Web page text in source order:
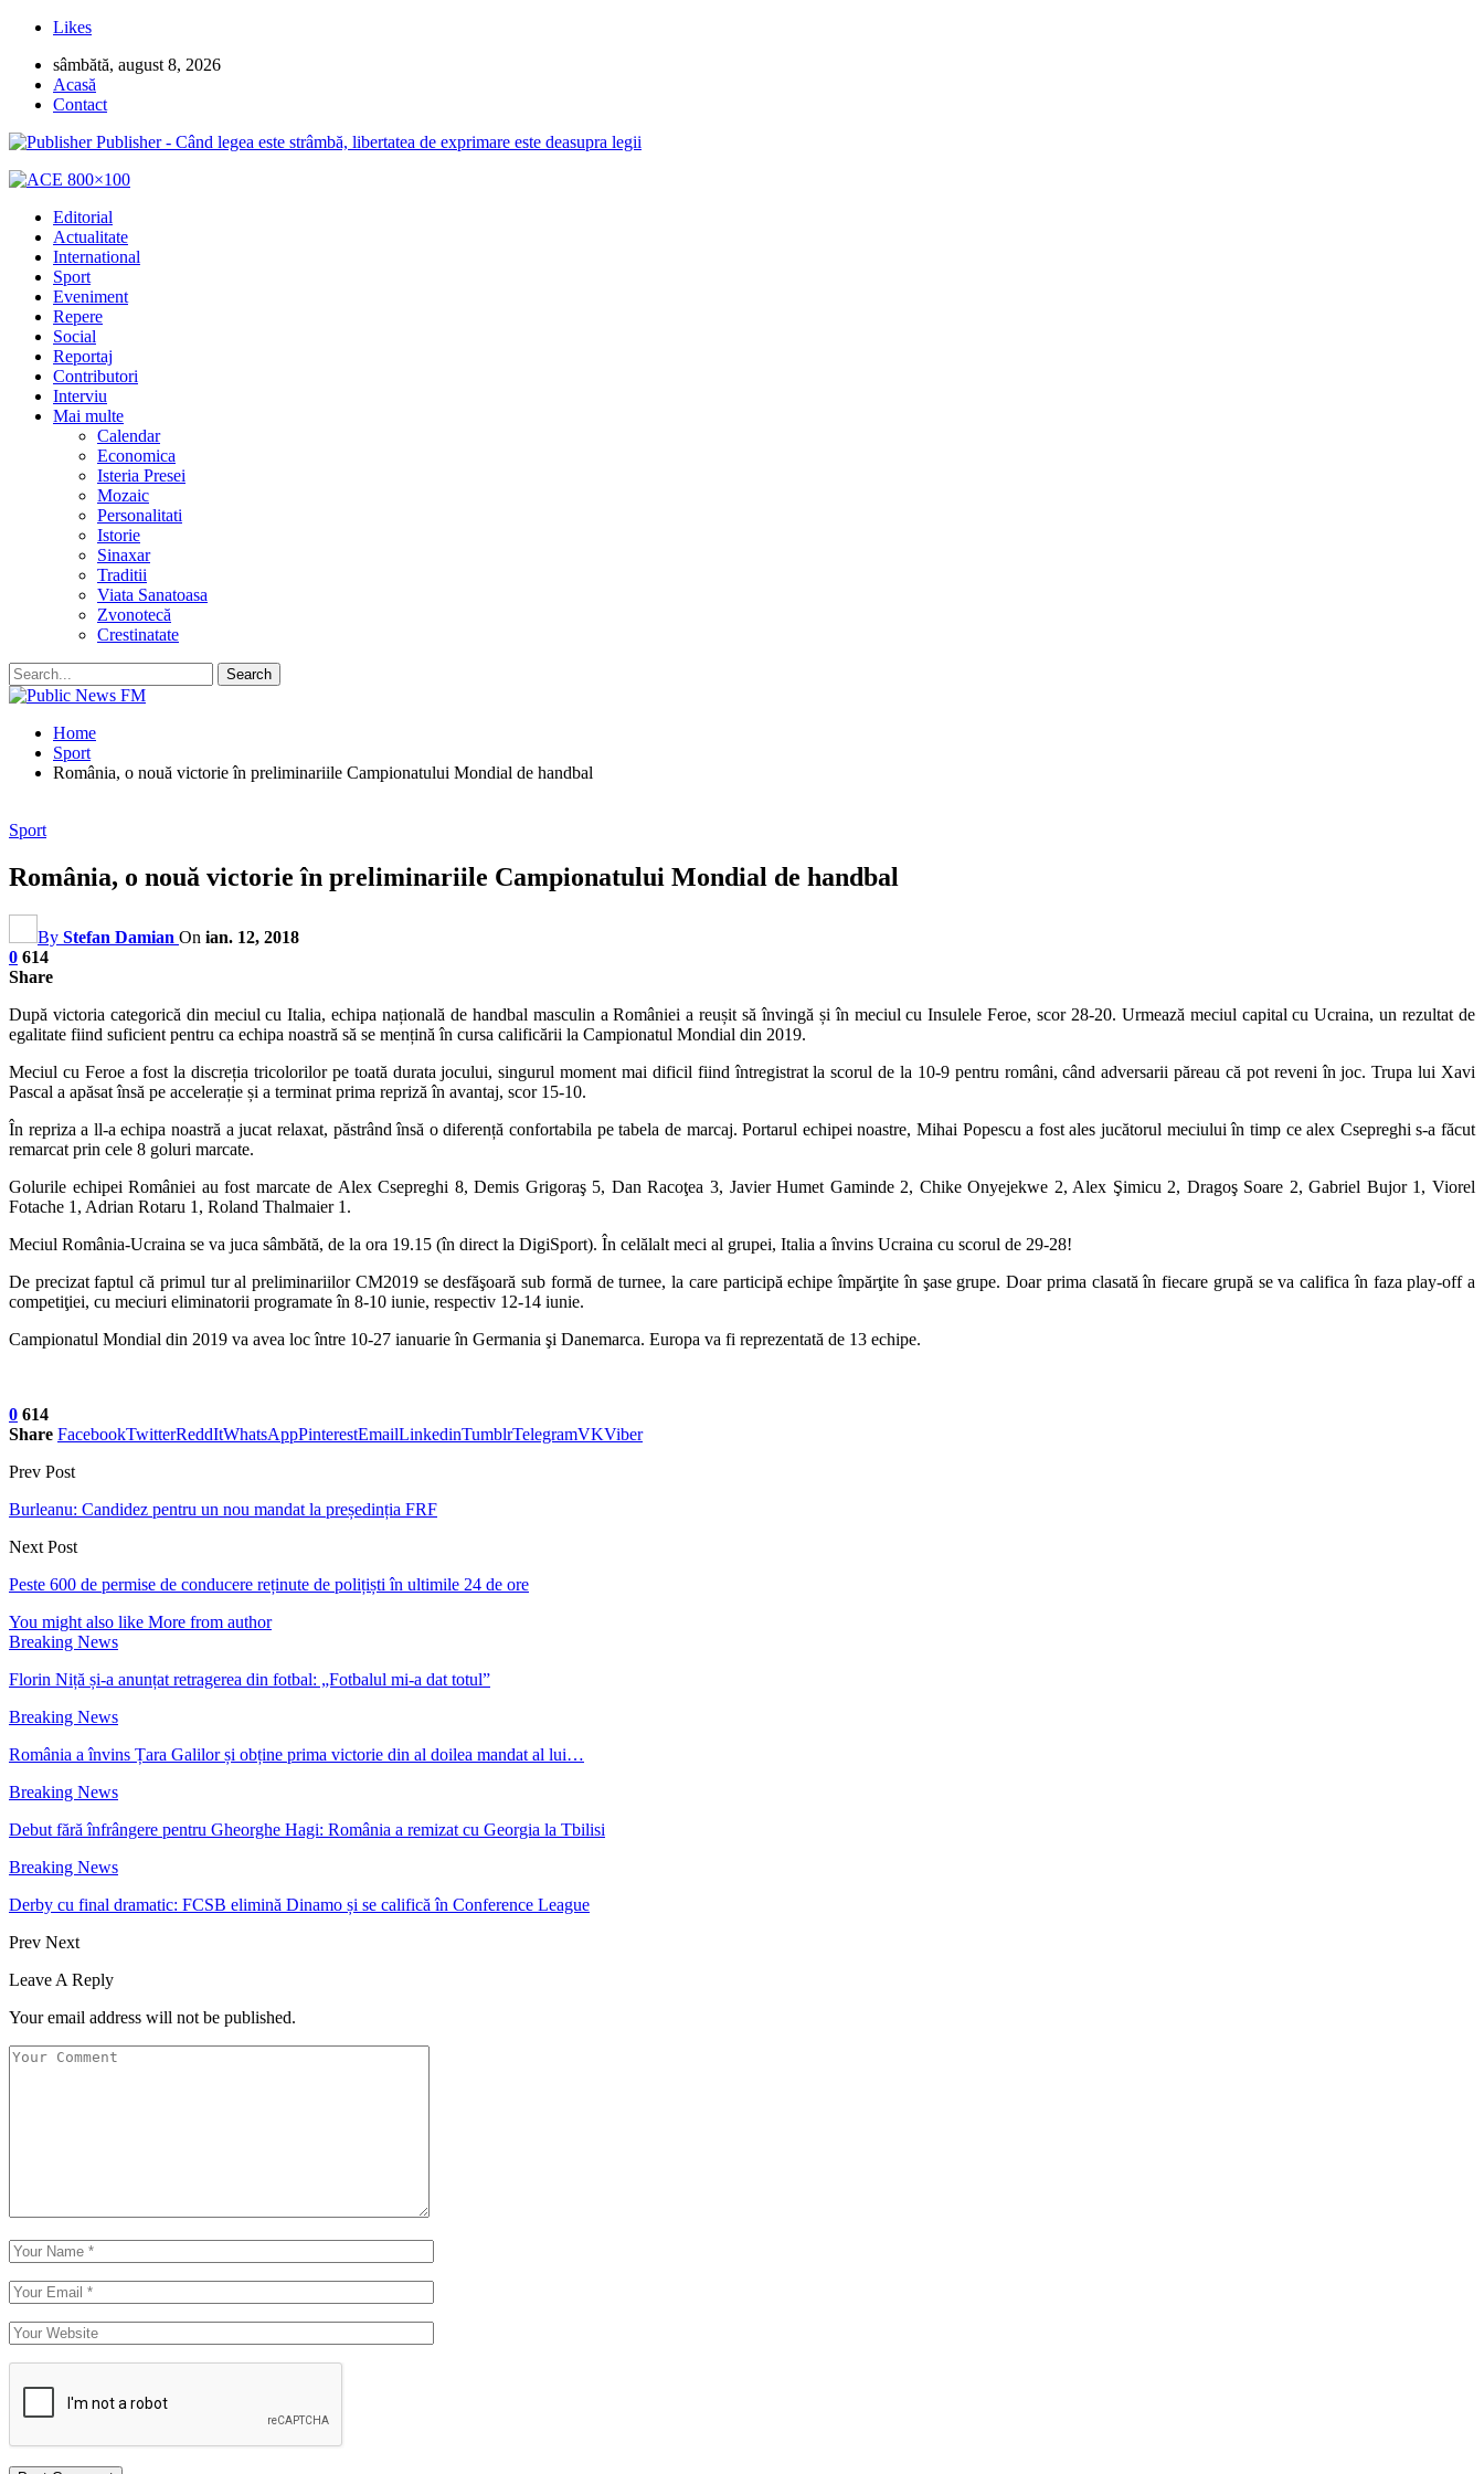
Likes
sâmbătă, august 8, 2026
Acasă
Contact
Publisher - Când legea este strâmbă, libertatea de exprimare este deasupra legii
Editorial
Actualitate
International
Sport
Eveniment
Repere
Social
Reportaj
Contributori
Interviu
Mai multe
Calendar
Economica
Isteria Presei
Mozaic
Personalitati
Istorie
Sinaxar
Traditii
Viata Sanatoasa
Zvonotecă
Crestinatate
Home
Sport
România, o nouă victorie în preliminariile Campionatului Mondial de handbal
Sport
România, o nouă victorie în preliminariile Campionatului Mondial de handbal
By Stefan Damian On ian. 12, 2018
0 614
Share
După victoria categorică din meciul cu Italia, echipa națională de handbal masculin a României a reușit să învingă și în meciul cu Insulele Feroe, scor 28-20. Urmează meciul capital cu Ucraina, un rezultat de
egalitate fiind suficient pentru ca echipa noastră să se mențină în cursa calificării la Campionatul Mondial din 2019.
Meciul cu Feroe a fost la discreția tricolorilor pe toată durata jocului, singurul moment mai dificil fiind întregistrat la scorul de la 10-9 pentru români, când adversarii păreau că pot reveni în joc. Trupa lui Xavi
Pascal a apăsat însă pe accelerație și a terminat prima repriză în avantaj, scor 15-10.
În repriza a ll-a echipa noastră a jucat relaxat, păstrând însă o diferență confortabila pe tabela de marcaj. Portarul echipei noastre, Mihai Popescu a fost ales jucătorul meciului în timp ce alex Csepreghi s-a făcut
remarcat prin cele 8 goluri marcate.
Golurile echipei României au fost marcate de Alex Csepreghi 8, Demis Grigoraş 5, Dan Racoţea 3, Javier Humet Gaminde 2, Chike Onyejekwe 2, Alex Şimicu 2, Dragoş Soare 2, Gabriel Bujor 1, Viorel
Fotache 1, Adrian Rotaru 1, Roland Thalmaier 1.
Meciul România-Ucraina se va juca sâmbătă, de la ora 19.15 (în direct la DigiSport). În celălalt meci al grupei, Italia a învins Ucraina cu scorul de 29-28!
De precizat faptul că primul tur al preliminariilor CM2019 se desfăşoară sub formă de turnee, la care participă echipe împărţite în şase grupe. Doar prima clasată în fiecare grupă se va califica în faza play-off a
competiţiei, cu meciuri eliminatorii programate în 8-10 iunie, respectiv 12-14 iunie.
Campionatul Mondial din 2019 va avea loc între 10-27 ianuarie în Germania şi Danemarca. Europa va fi reprezentată de 13 echipe.
0 614
Share FacebookTwitterReddItWhatsAppPinterestEmailLinkedinTumblrTelegramVKViber
Prev Post
Burleanu: Candidez pentru un nou mandat la președinția FRF
Next Post
Peste 600 de permise de conducere reținute de polițiști în ultimile 24 de ore
You might also like More from author
Breaking News
Florin Niță și-a anunțat retragerea din fotbal: „Fotbalul mi-a dat totul”
Breaking News
România a învins Țara Galilor și obține prima victorie din al doilea mandat al lui…
Breaking News
Debut fără înfrângere pentru Gheorghe Hagi: România a remizat cu Georgia la Tbilisi
Breaking News
Derby cu final dramatic: FCSB elimină Dinamo și se califică în Conference League
Prev Next
Leave A Reply
Your email address will not be published.